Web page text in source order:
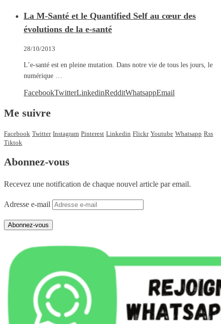
La M-Santé et le Quantified Self au cœur des
évolutions de la e-santé
28/10/2013
L’e-santé est en pleine mutation. Dans notre vie de tous les jours, le
numérique …
FacebookTwitterLinkedinRedditWhatsappEmail
Me suivre
Facebook Twitter Instagram Pinterest Linkedin Flickr Youtube Whatsapp Rss
Tiktok
Abonnez-vous
Recevez une notification de chaque nouvel article par email.
Adresse e-mail
Abonnez-vous